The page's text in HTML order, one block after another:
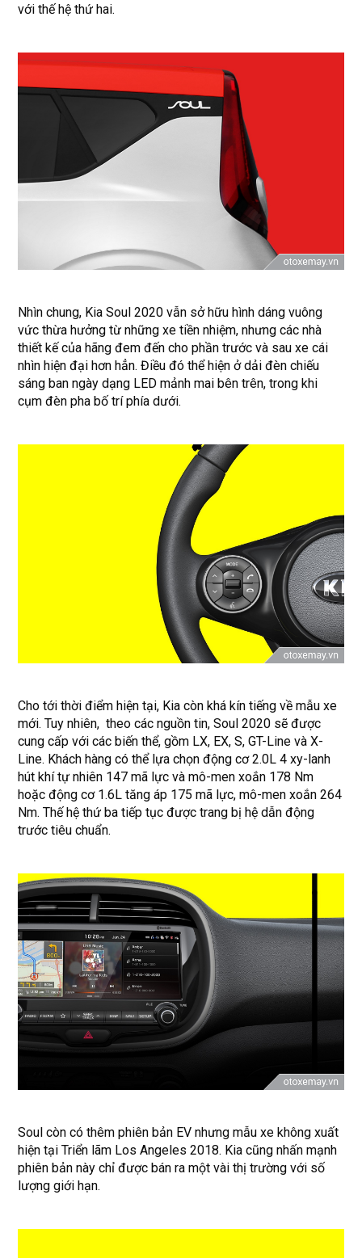
với thế hệ thứ hai.
Nhìn chung, Kia Soul 2020 vẫn sở hữu hình dáng vuông
vức thừa hưởng từ những xe tiền nhiệm, nhưng các nhà
thiết kế của hãng đem đến cho phần trước và sau xe cái
nhìn hiện đại hơn hẳn. Điều đó thể hiện ở dải đèn chiếu
sáng ban ngày dạng LED mảnh mai bên trên, trong khi
cụm đèn pha bố trí phía dưới.
Cho tới thời điểm hiện tại, Kia còn khá kín tiếng về mẫu xe
mới. Tuy nhiên, theo các nguồn tin, Soul 2020 sẽ được
cung cấp với các biến thể, gồm LX, EX, S, GT-Line và X-
Line. Khách hàng có thể lựa chọn động cơ 2.0L 4 xy-lanh
hút khí tự nhiên 147 mã lực và mô-men xoắn 178 Nm
hoặc động cơ 1.6L tăng áp 175 mã lực, mô-men xoắn 264
Nm. Thế hệ thứ ba tiếp tục được trang bị hệ dẫn động
trước tiêu chuẩn.
Soul còn có thêm phiên bản EV nhưng mẫu xe không xuất
hiện tại Triển lãm Los Angeles 2018. Kia cũng nhấn mạnh
phiên bản này chỉ được bán ra một vài thị trường với số
lượng giới hạn.